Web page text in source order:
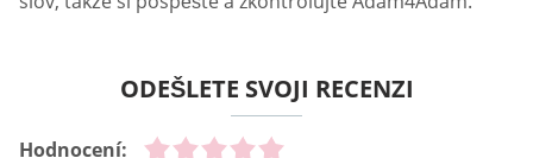
ODEŠLETE SVOJI RECENZI
Hodnocení: